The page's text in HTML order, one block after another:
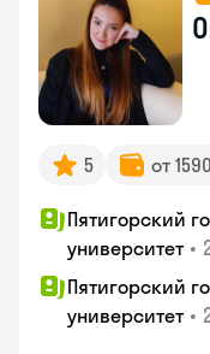
5 от
Пятигорский
университет •
Пятигорский
университет •